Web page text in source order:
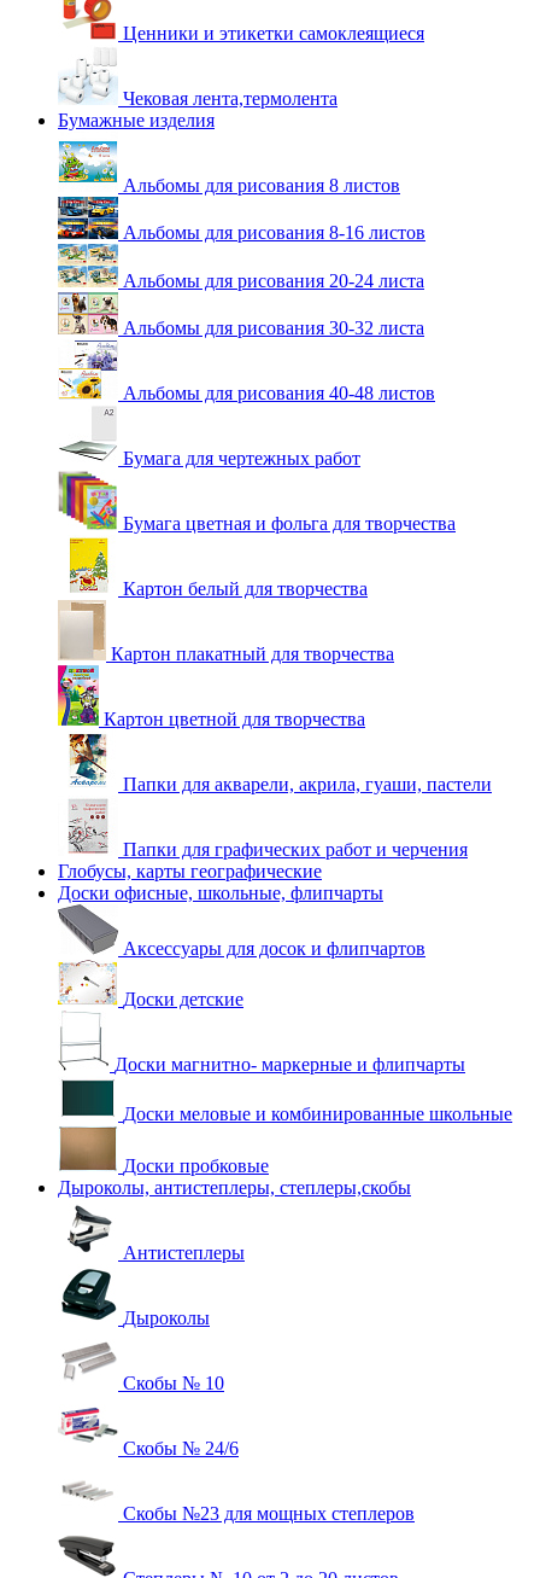
Ценники и этикетки самоклеящиеся
Чековая лента,термолента
Бумажные изделия
Альбомы для рисования 8 листов
Альбомы для рисования 8-16 листов
Альбомы для рисования 20-24 листа
Альбомы для рисования 30-32 листа
Альбомы для рисования 40-48 листов
Бумага для чертежных работ
Бумага цветная и фольга для творчества
Картон белый для творчества
Картон плакатный для творчества
Картон цветной для творчества
Папки для акварели, акрила, гуаши, пастели
Папки для графических работ и черчения
Глобусы, карты географические
Доски офисные, школьные, флипчарты
Аксессуары для досок и флипчартов
Доски детские
Доски магнитно- маркерные и флипчарты
Доски меловые и комбинированные школьные
Доски пробковые
Дыроколы, антистеплеры, степлеры,скобы
Антистеплеры
Дыроколы
Скобы № 10
Скобы № 24/6
Скобы №23 для мощных степлеров